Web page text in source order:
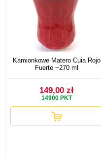
Kamionkowe Matero Cuia Rojo
Fuerte ~270 ml
149,00 zł
14900PKT